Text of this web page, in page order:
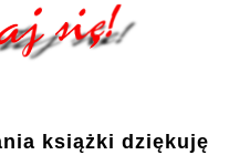
książki dziękuję